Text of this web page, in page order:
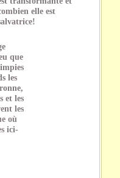
elle est
que
les
et les
les
où
ici-